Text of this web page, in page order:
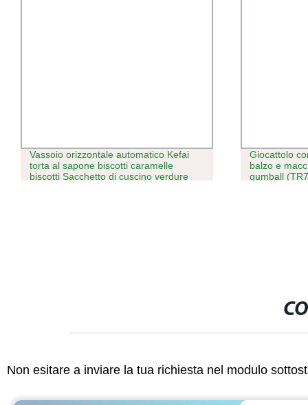
Giocattolo con capsula a spirale, palla a
balzo e macchina per la distribuzione di
gumball (TR701)
Cuoci taffy
(cioccolato/
Non esitare a inviare la tua richiesta nel modulo